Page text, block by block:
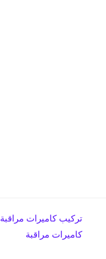
كاميرات مراقبة